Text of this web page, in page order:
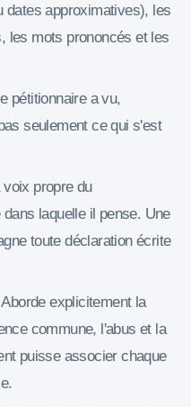
dates approximatives), les
les mots prononcés et les
pétitionnaire a vu,
seulement ce qui s'est
propre du
laquelle il pense. Une
toute déclaration écrite
Aborde explicitement la
commune, l'abus et la
puisse associer chaque